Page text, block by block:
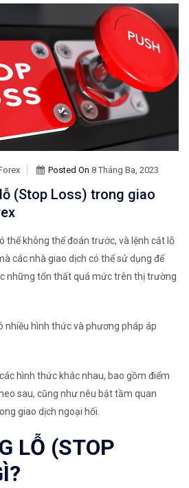
Posted On 8 Tháng Ba, 2023
(Stop Loss) trong giao
thể không thể đoán trước, và lệnh cắt lỗ
các nhà giao dịch có thể sử dụng để
những tổn thất quá mức trên thị trường
nhiều hình thức và phương pháp áp
hình thức khác nhau, bao gồm điểm
sau, cũng như nêu bật tầm quan
giao dịch ngoại hối.
LỖ (STOP